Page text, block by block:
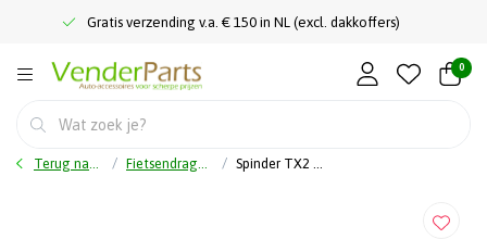
Gratis verzending v.a. € 150 in NL (excl. dakkoffers)
0
Terug naar home Fietsendragers Spinder TX2 fietsendrager - 2 Fietsen en uitbreidbaar naar 3 fietsen - Kantelbaar - 17 kg -